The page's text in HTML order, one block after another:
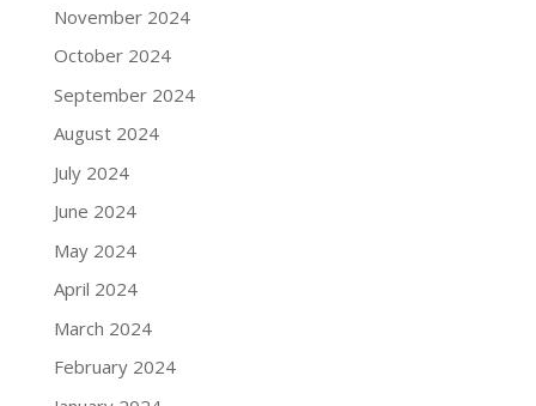
November 2024
October 2024
September 2024
August 2024
July 2024
June 2024
May 2024
April 2024
March 2024
February 2024